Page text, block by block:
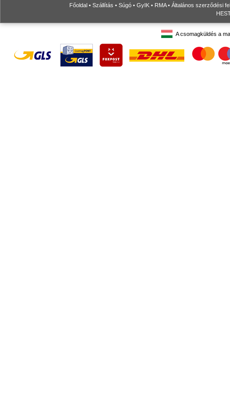
Főoldal • Szállítás • Súgó • GyIK • RMA• Általános szerződési
A csomagküldés a